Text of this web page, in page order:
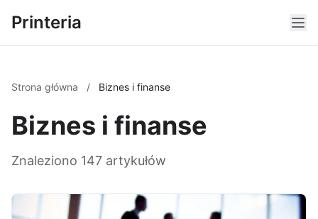
Printeria
Strona główna / Biznes i finanse
Biznes i finanse
Znaleziono 147 artykułów